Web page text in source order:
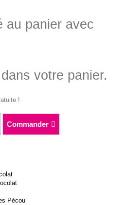
au panier avec
votre panier.
!
Commander
Pécou